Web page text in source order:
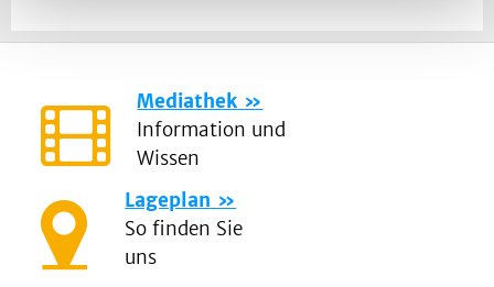
Mediathek
Information und
Wissen
Lageplan
So finden Sie
uns